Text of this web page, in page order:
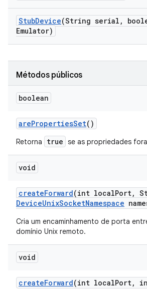
StubDevice(String serial ,
Emulator)
Métodos públicos
boolean
arePropertiesSet()
Retorna true se as propriedades
void
createForward(int localPort,
DeviceUnixSocketNamespace
Cria um encaminhamento de porta
domínio Unix remoto.
void
createForward(int localPort,